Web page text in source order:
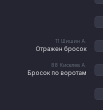
11 Шишин А.
Отражен бросок
88 Киселев А.
Бросок по воротам